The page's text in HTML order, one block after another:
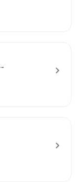
chevron_right
chevron_right